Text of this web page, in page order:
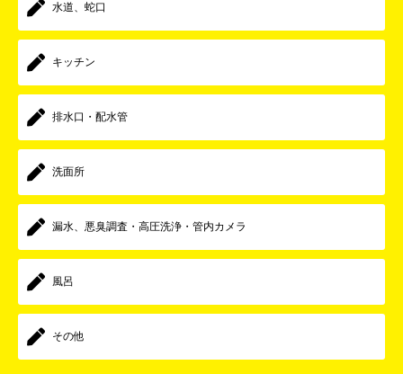
水道、蛇口
キッチン
排水口・配水管
洗面所
漏水、悪臭調査・高圧洗浄・管内カメラ
風呂
その他